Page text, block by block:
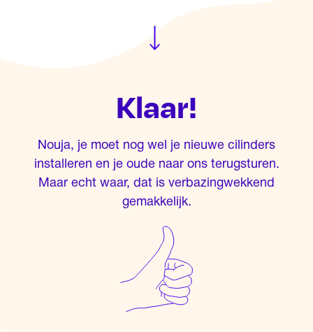
Klaar!
Nouja, je moet nog wel je nieuwe cilinders
installeren en je oude naar ons terugsturen.
Maar echt waar, dat is verbazingwekkend
gemakkelijk.